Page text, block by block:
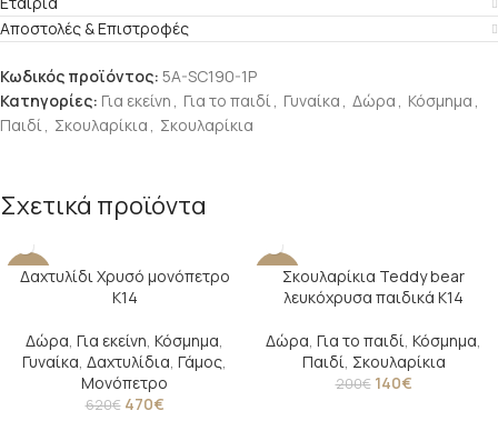
Αποστολές & Επιστροφές
Κωδικός προϊόντος: 5A-SC190-1P
Κατηγορίες: Για εκείνη , Για το παιδί, Γυναίκα , Δώρα , Κόσμημα ,
Παιδί, Σκουλαρίκια , Σκουλαρίκια
Σχετικά προϊόντα
-24%
Δαχτυλίδι Χρυσό μονόπετρο
Κ14
Δώρα, Για εκείνη, Κόσμημα,
Γυναίκα, Δαχτυλίδια, Γάμος,
Μονόπετρο
620€ 470€
-30%Σκουλαρίκια Teddy bear
λευκόχρυσα παιδικά Κ14
Δώρα, Για το παιδί, Κόσμημα,
Παιδί, Σκουλαρίκια
200€ 140€